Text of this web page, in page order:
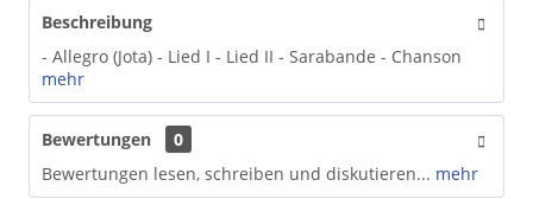
Beschreibung
- Allegro (Jota) - Lied I - Lied II - Sarabande - Chanson
mehr
Bewertungen
0
Bewertungen lesen, schreiben und diskutieren... mehr